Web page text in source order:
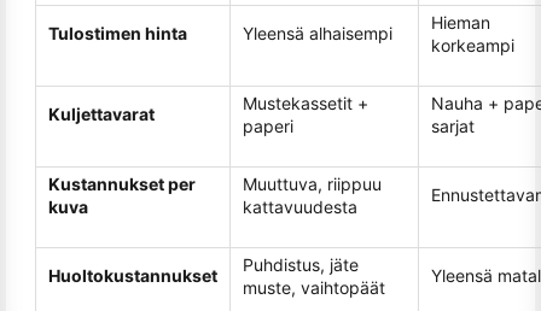
Tulostimen hinta Yleensä alhaisempi
Hieman
korkeampi
Kuljettavarat
Mustekassetit +
paperi
Nauha +
sarjat
Kustannukset per
kuva
Muuttuva, riippuu
kattavuudesta
Huoltokustannukset
Puhdistus, jäte
muste, vaihtopäät
Yleensä